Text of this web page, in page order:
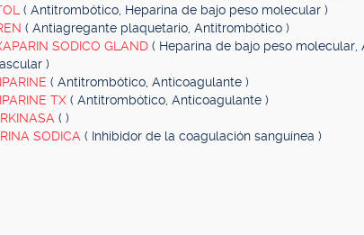
( Antitrombótico, Heparina de bajo peso molecular )
( Antiagregante plaquetario, Antitrombótico )
SODICO GLAND ( Heparina de bajo peso
)
( Antitrombótico, Anticoagulante )
TX ( Antitrombótico, Anticoagulante )
( )
SODICA ( Inhibidor de la coagulación sanguínea )